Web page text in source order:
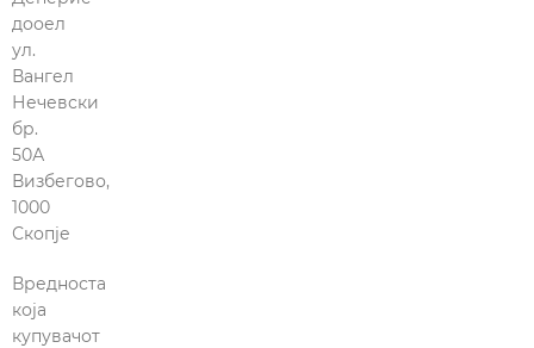
дооел
ул.
Вангел
Нечевски
бр.
50А
Визбегово,
1000
Скопје
Вредноста
која
купувачот